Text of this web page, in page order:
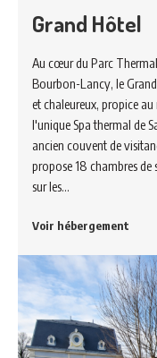
Grand Hôtel
Au cœur du Parc
Bourbon-Lancy, le
et chaleureux, propice
l'unique Spa thermal de
ancien couvent de
propose 18 chambres
sur les…
Voir hébergement